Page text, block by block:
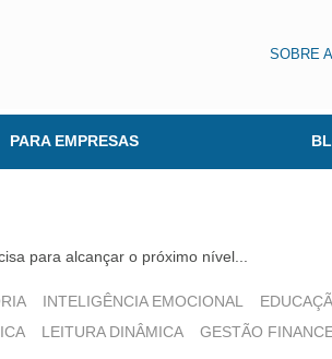
SOBRE
PARA EMPRESAS
para alcançar o próximo nível...
INTELIGÊNCIA EMOCIONAL
LEITURA DINÂMICA GESTÃO